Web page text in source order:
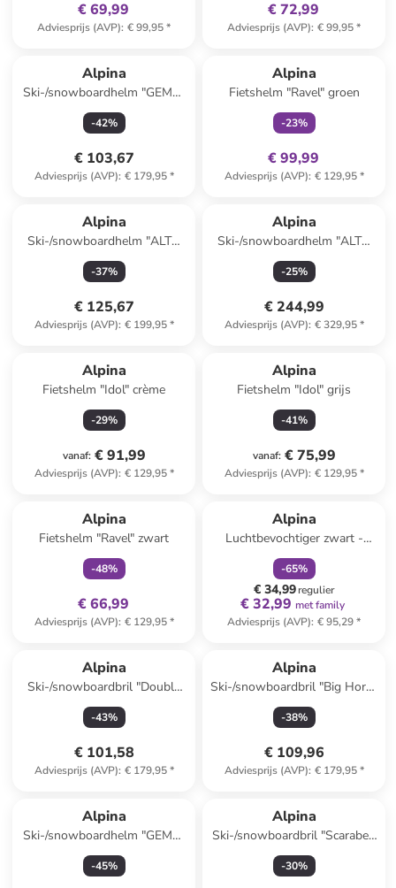
€ 69,99
Adviesprijs (AVP): € 99,95*
€ 72,99
Adviesprijs (AVP): € 99,95*
Alpina
Ski-/snowboardhelm "GEMS"
geel
-42%
€ 103,67
Adviesprijs (AVP): € 179,95*
Alpina
Fietshelm "Ravel" groen
-23%
€ 99,99
Adviesprijs (AVP): € 129,95*
Alpina
Ski-/snowboardhelm "ALTO
Q-LITE" zwart/blauw
-37%
€ 125,67
Adviesprijs (AVP): € 199,95*
Alpina
Ski-/snowboardhelm "ALTO
QV" donkerblauw
-25%
€ 244,99
Adviesprijs (AVP): € 329,95*
Alpina
Fietshelm "Idol" crème
-29%
vanaf: € 91,99
Adviesprijs (AVP): € 129,95*
Alpina
Fietshelm "Idol" grijs
-41%
vanaf: € 75,99
Adviesprijs (AVP): € 129,95*
Alpina
Fietshelm "Ravel" zwart
-48%
€ 66,99
Adviesprijs (AVP): € 129,95*
Alpina
Luchtbevochtiger zwart -
(H)32 cm
-65%
€ 34,99regulier
€ 32,99 met family
Adviesprijs (AVP): € 95,29*
Alpina
Ski-/snowboardbril "Double
Jack" wit/grijs
-43%
€ 101,58
Adviesprijs (AVP): € 179,95*
Alpina
Ski-/snowboardbril "Big Horn"
zwart/goudkleurig
-38%
€ 109,96
Adviesprijs (AVP): € 179,95*
Alpina
Ski-/snowboardhelm "GEMS"
grijs
-45%
Alpina
Ski-/snowboardbril "Scarabeo
JR" zwart/lichtroze
-30%